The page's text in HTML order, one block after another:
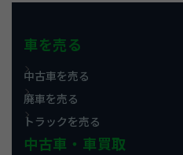
車を売る
中古車を売る
廃車を売る
トラックを売る
中古車・車買取